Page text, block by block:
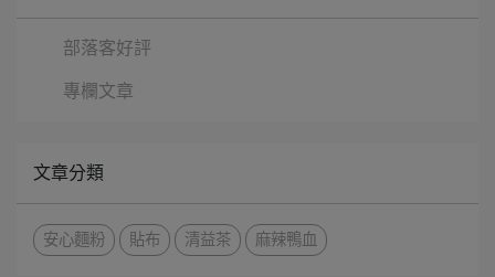
部落客好評
專欄文章
文章分類
安心麵粉 貼布 清益茶 麻辣鴨血